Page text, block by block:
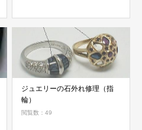
ジュエリーの石外れ修理（指
輪）
閲覧数：49